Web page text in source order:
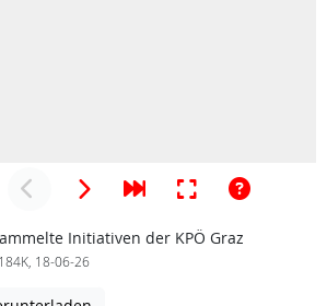
Initiativen der KPÖ Graz
18-06-26